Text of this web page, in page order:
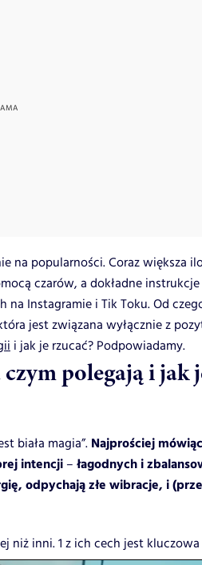
na popularności. Coraz większa
czarów, a dokładne instrukcje
Instagramie i Tik Toku. Od
jest związana wyłącznie z
i jak je rzucać? Podpowiadamy.
polegają i jak
biała magia”. Najprościej
intencji – łagodnych i
odpychają złe wibracje, i
niż inni. 1 z ich cech jest kluczowa